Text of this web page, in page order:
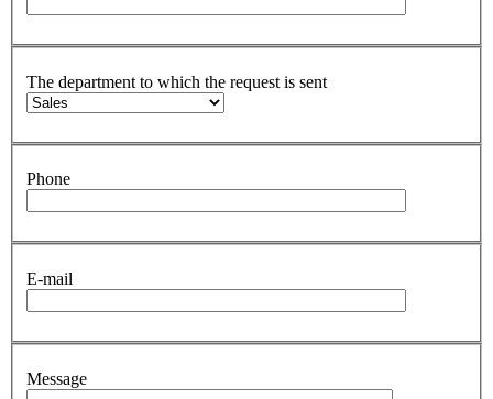
The department to which the request is sent
Phone
E-mail
Message